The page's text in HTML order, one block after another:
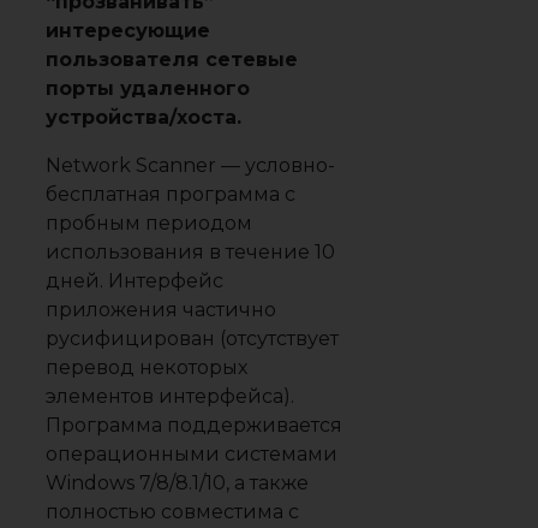
интересующие
пользователя сетевые
порты удаленного
устройства/хоста.
Network Scanner — условно-
бесплатная программа с
пробным периодом
использования в течение 10
дней. Интерфейс
приложения частично
русифицирован (отсутствует
перевод некоторых
элементов интерфейса).
Программа поддерживается
операционными системами
Windows 7/8/8.1/10, а также
полностью совместима с